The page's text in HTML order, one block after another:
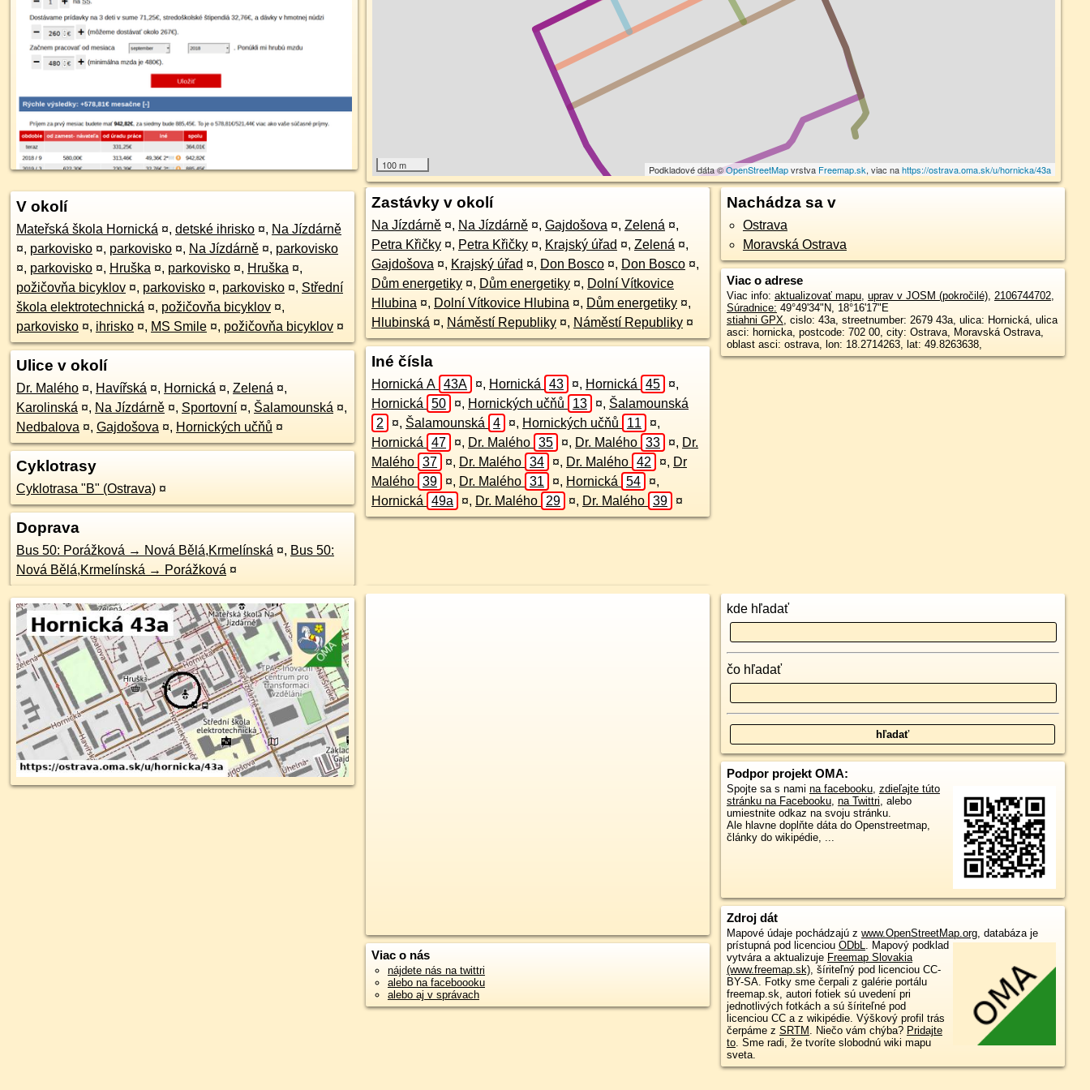
100 m Podkladové dáta ©OpenStreetMapvrstva Freemap.sk, viac nahttps://ostrava.oma.sk/u/hornicka/43a
V okolí
Mateřská škola Hornická ¤, detské ihrisko ¤, Na Jízdárně
¤, parkovisko ¤, parkovisko ¤, Na Jízdárně ¤, parkovisko
¤, parkovisko ¤, Hruška ¤, parkovisko ¤, Hruška ¤,
požičovňa bicyklov ¤, parkovisko ¤, parkovisko ¤, Střední
škola elektrotechnická ¤, požičovňa bicyklov ¤,
parkovisko ¤, ihrisko ¤, MS Smile ¤, požičovňa bicyklov ¤
Ulice v okolí
Dr. Malého ¤, Havířská ¤, Hornická ¤, Zelená ¤,
Karolinská ¤, Na Jízdárně ¤, Sportovní ¤, Šalamounská ¤,
Nedbalova ¤, Gajdošova ¤, Hornických učňů ¤
Cyklotrasy
Cyklotrasa "B" (Ostrava) ¤
Doprava
Bus 50: Porážková → Nová Bělá,Krmelínská ¤, Bus 50:
Nová Bělá,Krmelínská → Porážková ¤
Zastávky v okolí
Na Jízdárně ¤, Na Jízdárně ¤, Gajdošova ¤, Zelená ¤,
Petra Křičky ¤, Petra Křičky ¤, Krajský úřad ¤, Zelená ¤,
Gajdošova ¤, Krajský úřad ¤, Don Bosco ¤, Don Bosco ¤,
Dům energetiky ¤, Dům energetiky ¤, Dolní Vítkovice
Hlubina ¤, Dolní Vítkovice Hlubina ¤, Dům energetiky ¤,
Hlubinská ¤, Náměstí Republiky ¤, Náměstí Republiky ¤
Iné čísla
Hornická A 43A ¤, Hornická 43 ¤, Hornická 45 ¤,
Hornická
50 ¤, Hornických učňů 13 ¤, Šalamounská
2
¤, Šalamounská 4 ¤, Hornických učňů 11 ¤,
Hornická
47 ¤, Dr. Malého 35 ¤, Dr. Malého 33 ¤, Dr.
Malého 37 ¤, Dr. Malého 34 ¤, Dr. Malého 42 ¤, Dr
Malého 39 ¤, Dr. Malého 31 ¤, Hornická 54 ¤,
Hornická
49a ¤, Dr. Malého 29 ¤, Dr. Malého 39 ¤
Nachádza sa v
Ostrava
Moravská Ostrava
Viac o adrese
Viac info: aktualizovať mapu, uprav v JOSM (pokročilé), 2106744702,
Súradnice: 49°49'34"N, 18°16'17"E
stiahni GPX, cislo: 43a, streetnumber: 2679 43a, ulica: Hornická, ulica
asci: hornicka, postcode: 702 00, city: Ostrava, Moravská Ostrava,
oblast asci: ostrava, lon: 18.2714263, lat: 49.8263638,
Viac o nás
nájdete nás na twittri
alebo na faceboooku
alebo aj v správach
kde hľadať
čo hľadať
Podpor projekt OMA:
Spojte sa s nami na facebooku, zdieľajte túto
stránku na Facebooku, na Twittri, alebo
umiestnite odkaz na svoju stránku.
Ale hlavne doplňte dáta do Openstreetmap,
články do wikipédie, ...
Zdroj dát
Mapové údaje pochádzajú z www.OpenStreetMap.org, databáza je
prístupná pod licenciou ODbL. Mapový podklad
vytvára a aktualizuje Freemap Slovakia
(www.freemap.sk), šíriteľný pod licenciou CC-
BY-SA. Fotky sme čerpali z galérie portálu
freemap.sk, autori fotiek sú uvedení pri
jednotlivých fotkách a sú šíriteľné pod
licenciou CC a z wikipédie. Výškový profil trás
čerpáme z SRTM . Niečo vám chýba? Pridajte
to. Sme radi, že tvoríte slobodnú wiki mapu
sveta.